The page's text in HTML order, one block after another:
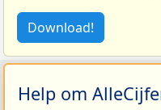
Download!
Help om